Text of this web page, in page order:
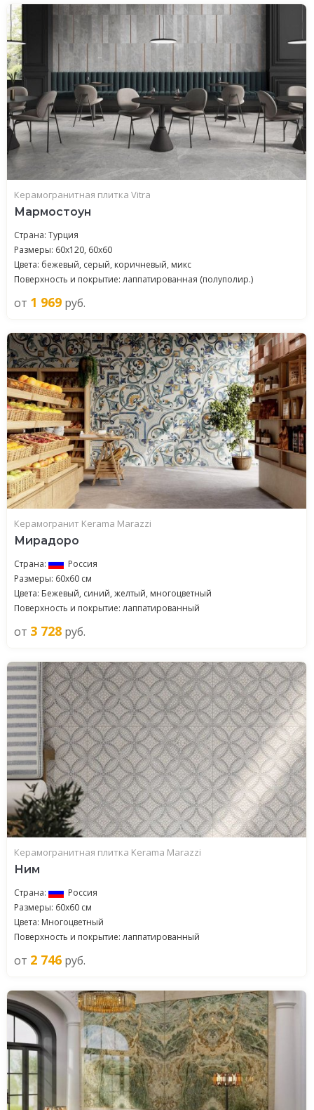
Керамогранитная плитка Vitra
Мармостоун
Страна: Турция
Размеры: 60x120, 60x60
Цвета: бежевый, серый, коричневый, микс
Поверхность и покрытие: лаппатированная (полуполир.)
от 1 969 руб.
Керамогранит Kerama Marazzi
Мирадоро
Страна:
Россия
Размеры: 60x60 см
Цвета: Бежевый, синий, желтый, многоцветный
Поверхность и покрытие: лаппатированный
от 3 728 руб.
Керамогранитная плитка Kerama Marazzi
Ним
Страна:
Россия
Размеры: 60x60 см
Цвета: Многоцветный
Поверхность и покрытие: лаппатированный
от 2 746 руб.